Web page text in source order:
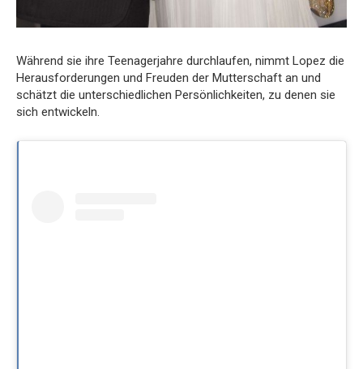
Während sie ihre Teenagerjahre durchlaufen, nimmt Lopez die
Herausforderungen und Freuden der Mutterschaft an und
schätzt die unterschiedlichen Persönlichkeiten, zu denen sie
sich entwickeln.